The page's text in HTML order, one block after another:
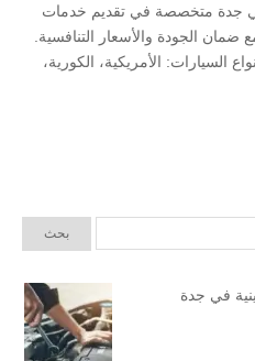
جدة متخصصة في تقديم خدمات
الجودة والأسعار التنافسية.
السيارات: الأمريكية، الكورية،
في جدة